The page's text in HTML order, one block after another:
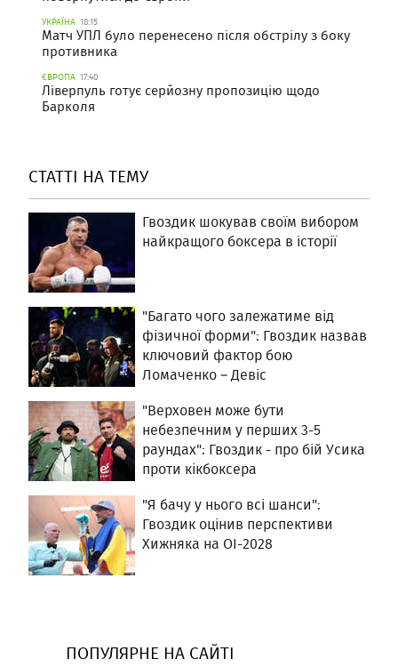
УКРАЇНА 18:15
Матч УПЛ було перенесено після обстрілу з боку
противника
ЄВРОПА 17:40
Ліверпуль готує серйозну пропозицію щодо
Барколя
СТАТТІ НА ТЕМУ
Гвоздик шокував своїм вибором
найкращого боксера в історії
"Багато чого залежатиме від
фізичної форми": Гвоздик назвав
ключовий фактор бою
Ломаченко – Девіс
"Верховен може бути
небезпечним у перших 3-5
раундах": Гвоздик - про бій Усика
проти кікбоксера
"Я бачу у нього всі шанси":
Гвоздик оцінив перспективи
Хижняка на ОІ-2028
ПОПУЛЯРНЕ НА САЙТІ